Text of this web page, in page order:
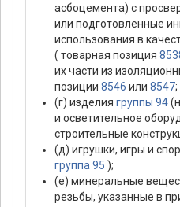
асбоцемента) с
или подготовленные
использования в
( товарная позиция
их части из
позиции 8546 или 8547;
(г) изделия группы 94
и осветительное
строительные
(д) игрушки, игры и
группа 95 );
(е) минеральные
резьбы, указанные в